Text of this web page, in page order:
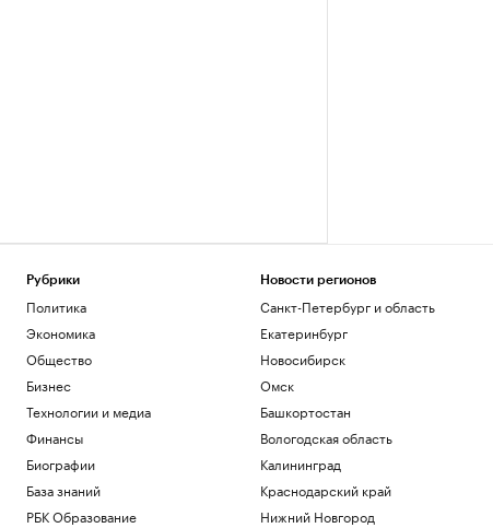
Рубрики
Политика
Экономика
Общество
Бизнес
Технологии и медиа
Финансы
Биографии
База знаний
РБК Образование
Новости регионов
Санкт-Петербург и область
Екатеринбург
Новосибирск
Омск
Башкортостан
Вологодская область
Калининград
Краснодарский край
Нижний Новгород